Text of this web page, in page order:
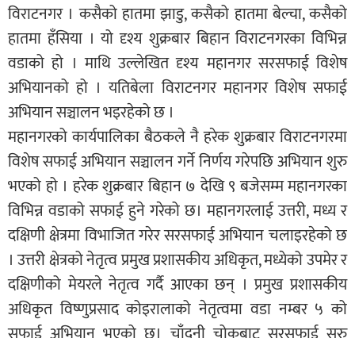
विराटनगर । कसैको हातमा झाडु, कसैको हातमा बेल्चा, कसैको
हातमा हँसिया । यो दृश्य शुक्रबार बिहान विराटनगरका विभिन्न
वडाको हो । माथि उल्लेखित दृश्य महानगर सरसफाई विशेष
अभियानको हो । यतिबेला विराटनगर महानगर विशेष सफाई
अभियान सञ्चालन भइरहेको छ ।
महानगरको कार्यपालिका बैठकले नै हरेक शुक्रबार विराटनगरमा
विशेष सफाई अभियान सञ्चालन गर्ने निर्णय गरेपछि अभियान शुरु
भएको हो । हरेक शुक्रबार बिहान ७ देखि ९ बजेसम्म महानगरका
विभिन्न वडाको सफाई हुने गरेको छ। महानगरलाई उत्तरी, मध्य र
दक्षिणी क्षेत्रमा विभाजित गरेर सरसफाई अभियान चलाइरहेको छ
। उत्तरी क्षेत्रको नेतृत्व प्रमुख प्रशासकीय अधिकृत, मध्येको उपमेर र
दक्षिणीको मेयरले नेतृत्व गर्दै आएका छन् । प्रमुख प्रशासकीय
अधिकृत विष्णुप्रसाद कोइरालाको नेतृत्वमा वडा नम्बर ५ को